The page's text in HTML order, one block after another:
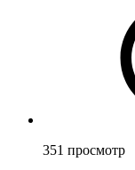
351 просмотр